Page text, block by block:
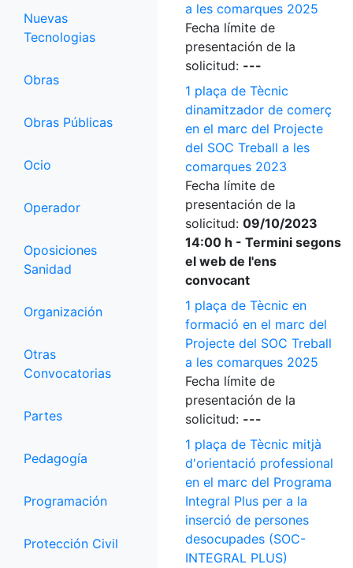
Nuevas
Tecnologias
Obras
Obras Públicas
Ocio
Operador
Oposiciones
Sanidad
Organización
Otras
Convocatorias
Partes
Pedagogía
Programación
Protección Civil
a les comarques 2025
Fecha límite de
presentación de la
solicitud: ---
1 plaça de Tècnic
dinamitzador de comerç
en el marc del Projecte
del SOC Treball a les
comarques 2023
Fecha límite de
presentación de la
solicitud: 09/10/2023
14:00 h - Termini segons
el web de l'ens
convocant
1 plaça de Tècnic en
formació en el marc del
Projecte del SOC Treball
a les comarques 2025
Fecha límite de
presentación de la
solicitud: ---
1 plaça de Tècnic mitjà
d'orientació professional
en el marc del Programa
Integral Plus per a la
inserció de persones
desocupades (SOC-
INTEGRAL PLUS)